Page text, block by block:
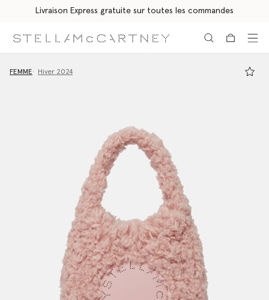
Livraison Express gratuite sur toutes les commandes
FEMME Hiver 2024